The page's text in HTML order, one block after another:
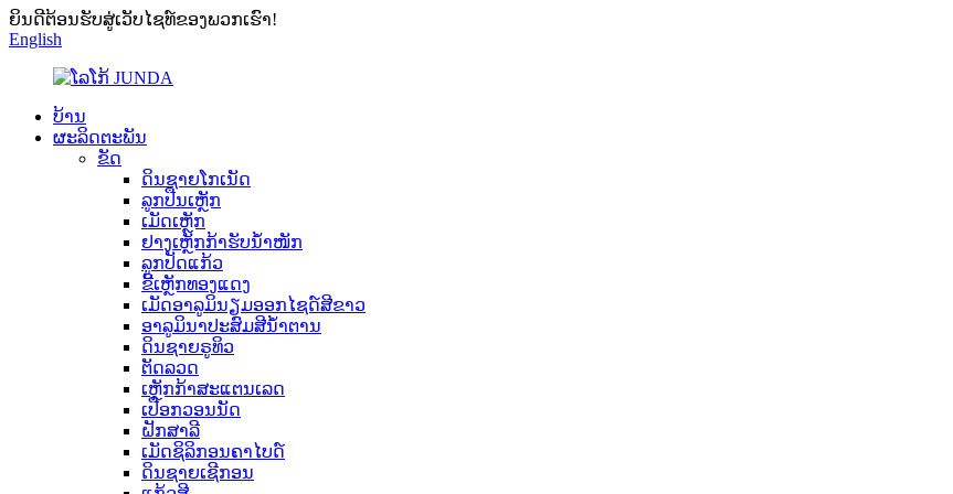
ຍິນດີຕ້ອນຮັບສູ່ເວັບໄຊທ໌ຂອງພວກເຮົາ!
English
ບ້ານ
ຜະລິດຕະພັນ
ຂັດ
ດິນຊາຍໂກເນັດ
ລູກປືນເຫຼັກ
ເມັດເຫຼັກ
ຢາງເຫຼັກກ້າຮັບນໍ້າໜັກ
ລູກປັດແກ້ວ
ຂີ້ເຫຼັກທອງແດງ
ເມັດອາລູມິນຽມອອກໄຊດ໌ສີຂາວ
ອາລູມິນາປະສົມສີນ້ຳຕານ
ດິນຊາຍຣູທິວ
ຕັດລວດ
ເຫຼັກກ້າສະແຕນເລດ
ເປືອກວອນນັດ
ຝັກສາລີ
ເມັດຊິລິກອນຄາໄບດ໌
ດິນຊາຍເຊີກອນ